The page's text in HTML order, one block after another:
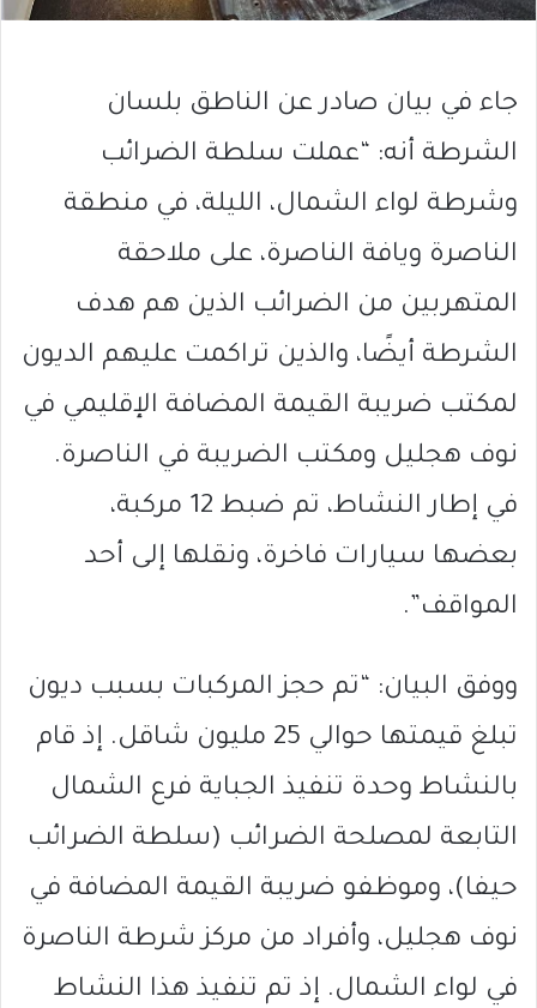
جاء في بيان صادر عن الناطق بلسان
الشرطة أنه: “عملت سلطة الضرائب
وشرطة لواء الشمال، الليلة، في منطقة
الناصرة ويافة الناصرة، على ملاحقة
المتهربين من الضرائب الذين هم هدف
الشرطة أيضًا، والذين تراكمت عليهم الديون
لمكتب ضريبة القيمة المضافة الإقليمي في
نوف هجليل ومكتب الضريبة في الناصرة.
في إطار النشاط، تم ضبط 12 مركبة،
بعضها سيارات فاخرة، ونقلها إلى أحد
المواقف”.
ووفق البيان: “تم حجز المركبات بسبب ديون
تبلغ قيمتها حوالي 25 مليون شاقل. إذ قام
بالنشاط وحدة تنفيذ الجباية فرع الشمال
التابعة لمصلحة الضرائب (سلطة الضرائب
حيفا)، وموظفو ضريبة القيمة المضافة في
نوف هجليل، وأفراد من مركز شرطة الناصرة
في لواء الشمال. إذ تم تنفيذ هذا النشاط